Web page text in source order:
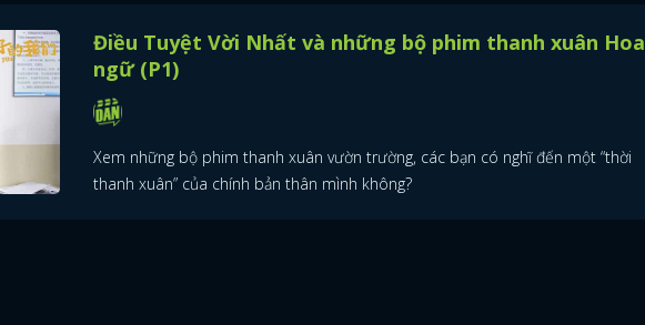
Điều Tuyệt Vời Nhất và những bộ phim thanh xuân Hoa
ngữ (P1)
Xem những bộ phim thanh xuân vườn trường, các bạn có nghĩ đến một “thời
thanh xuân” của chính bản thân mình không?